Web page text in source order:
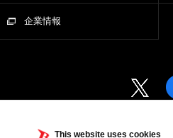
This website uses cookies
企業情報